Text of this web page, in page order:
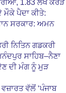
1.83 ਲੱਖ ਕਰੋੜ
ਪੈਦਾ ਕੀਤੇ:
ਸਰਕਾਰ: ਅਮਨ
ਨਿਤਿਨ ਗਡਕਰੀ
ਸਾਹਿਬ–ਨੈਣਾ
ਦੀ ਮੰਗ ਨੂੰ ਮੁੜ
ਵੱਲੋਂ ‘ਪੰਜਾਬ